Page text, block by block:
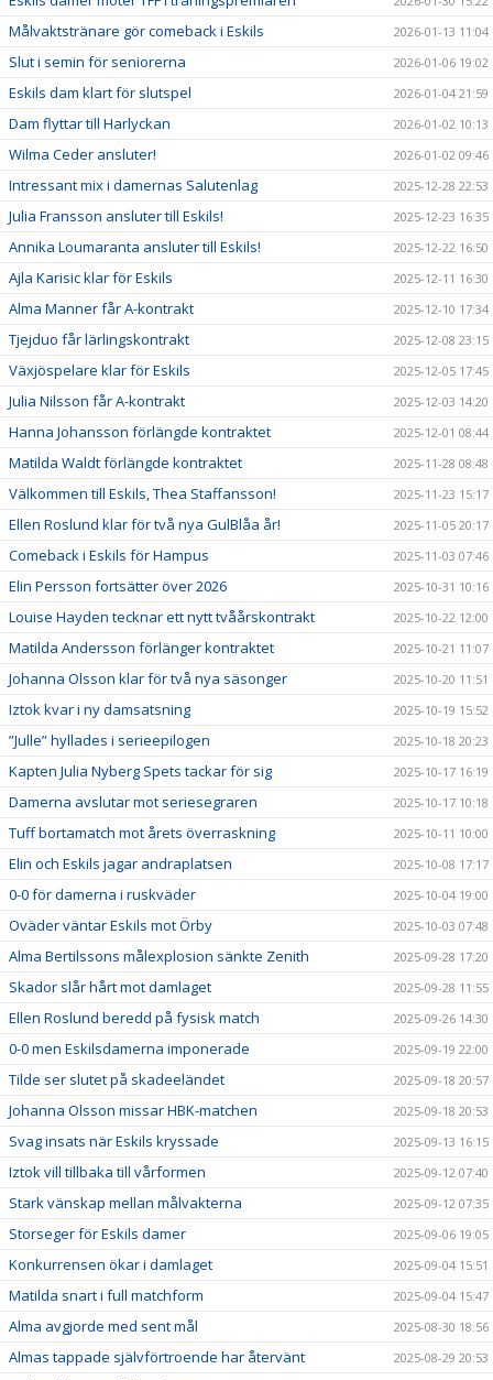
Målvaktstränare gör comeback i Eskils 2026-01-13 11:04
Slut i semin för seniorerna 2026-01-06 19:02
Eskils dam klart för slutspel 2026-01-04 21:59
Dam flyttar till Harlyckan 2026-01-02 10:13
Wilma Ceder ansluter! 2026-01-02 09:46
Intressant mix i damernas Salutenlag 2025-12-28 22:53
Julia Fransson ansluter till Eskils! 2025-12-23 16:35
Annika Loumaranta ansluter till Eskils! 2025-12-22 16:50
Ajla Karisic klar för Eskils 2025-12-11 16:30
Alma Manner får A-kontrakt 2025-12-10 17:34
Tjejduo får lärlingskontrakt 2025-12-08 23:15
Växjöspelare klar för Eskils 2025-12-05 17:45
Julia Nilsson får A-kontrakt 2025-12-03 14:20
Hanna Johansson förlängde kontraktet 2025-12-01 08:44
Matilda Waldt förlängde kontraktet 2025-11-28 08:48
Välkommen till Eskils, Thea Staffansson! 2025-11-23 15:17
Ellen Roslund klar för två nya GulBlåa år! 2025-11-05 20:17
Comeback i Eskils för Hampus 2025-11-03 07:46
Elin Persson fortsätter över 2026 2025-10-31 10:16
Louise Hayden tecknar ett nytt tvåårskontrakt 2025-10-22 12:00
Matilda Andersson förlänger kontraktet 2025-10-21 11:07
Johanna Olsson klar för två nya säsonger 2025-10-20 11:51
Iztok kvar i ny damsatsning 2025-10-19 15:52
”Julle” hyllades i serieepilogen 2025-10-18 20:23
Kapten Julia Nyberg Spets tackar för sig 2025-10-17 16:19
Damerna avslutar mot seriesegraren 2025-10-17 10:18
Tuff bortamatch mot årets överraskning 2025-10-11 10:00
Elin och Eskils jagar andraplatsen 2025-10-08 17:17
0-0 för damerna i ruskväder 2025-10-04 19:00
Oväder väntar Eskils mot Örby 2025-10-03 07:48
Alma Bertilssons målexplosion sänkte Zenith 2025-09-28 17:20
Skador slår hårt mot damlaget 2025-09-28 11:55
Ellen Roslund beredd på fysisk match 2025-09-26 14:30
0-0 men Eskilsdamerna imponerade 2025-09-19 22:00
Tilde ser slutet på skadeeländet 2025-09-18 20:57
Johanna Olsson missar HBK-matchen 2025-09-18 20:53
Svag insats när Eskils kryssade 2025-09-13 16:15
Iztok vill tillbaka till vårformen 2025-09-12 07:40
Stark vänskap mellan målvakterna 2025-09-12 07:35
Storseger för Eskils damer 2025-09-06 19:05
Konkurrensen ökar i damlaget 2025-09-04 15:51
Matilda snart i full matchform 2025-09-04 15:47
Alma avgjorde med sent mål 2025-08-30 18:56
Almas tappade självförtroende har återvänt 2025-08-29 20:53